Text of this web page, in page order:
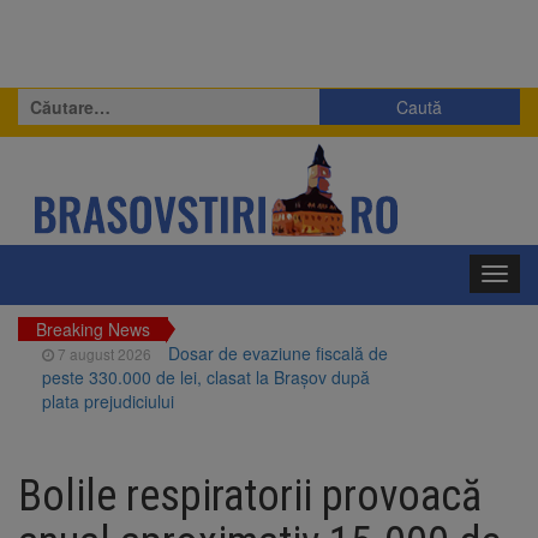
Caută
după:
Breaking News
7 august 2026
Dosar de evaziune fiscală de
peste 330.000 de lei, clasat la Brașov după
plata prejudiciului
sistarea plăților către Brai-Cata și Comprest.
Motivul: platforme de gunoi neigienizate
Bolile respiratorii provoacă